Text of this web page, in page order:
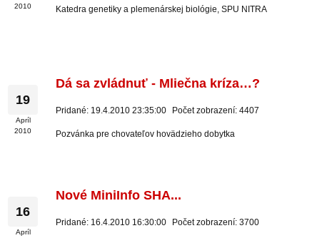
2010
Katedra genetiky a plemenárskej biológie, SPU NITRA
19
Apríl
2010
Dá sa zvládnuť - Mliečna kríza…?
Pridané: 19.4.2010 23:35:00 Počet zobrazení: 4407
Pozvánka pre chovateľov hovädzieho dobytka
16
Apríl
Nové MiniInfo SHA...
Pridané: 16.4.2010 16:30:00 Počet zobrazení: 3700